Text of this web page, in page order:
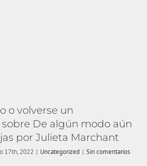
o volverse un
De algún modo aún
por Julieta Marchant
17th, 2022 | Uncategorized | Sin comentarios